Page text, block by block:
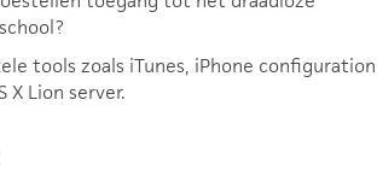
tools zoals iTunes, iPhone configuration
X Lion server.